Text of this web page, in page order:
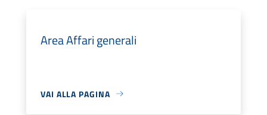
Area Affari generali
VAI ALLA PAGINA